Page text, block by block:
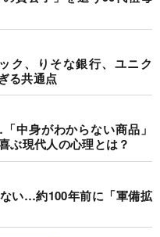
ク、りそな銀行、ユニク
る共通点
中身がわからない商品」
ぶ現代人の心理とは？
い…約100年前に「軍備拡